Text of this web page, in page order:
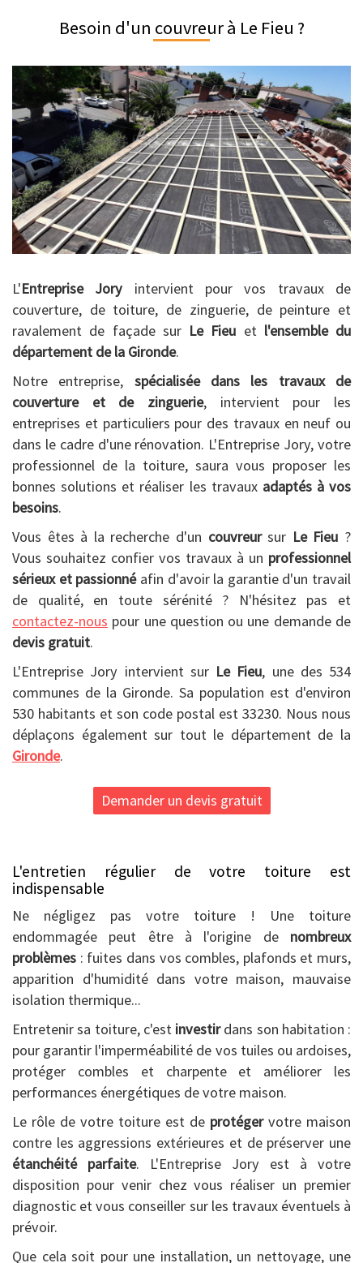
Besoin d'un couvreur à Le Fieu ?
L'Entreprise Jory intervient pour vos travaux de
couverture, de toiture, de zinguerie, de peinture et
ravalement de façade sur Le Fieu et l'ensemble du
département de la Gironde.
Notre entreprise, spécialisée dans les travaux de
couverture et de zinguerie, intervient pour les
entreprises et particuliers pour des travaux en neuf ou
dans le cadre d'une rénovation. L'Entreprise Jory, votre
professionnel de la toiture, saura vous proposer les
bonnes solutions et réaliser les travaux adaptés à vos
besoins.
Vous êtes à la recherche d'un couvreursur Le Fieu ?
Vous souhaitez confier vos travaux à un professionnel
sérieux et passionnéafin d'avoir la garantie d'un travail
de qualité, en toute sérénité ? N'hésitez pas et
contactez-nous pour une question ou une demande de
devis gratuit.
L'Entreprise Jory intervient sur Le Fieu, une des 534
communes de la Gironde. Sa population est d'environ
530 habitants et son code postal est 33230. Nous nous
déplaçons également sur tout le département de la
Gironde.
Demander un devis gratuit
L'entretien régulier de votre toiture est
indispensable
Ne négligez pas votre toiture ! Une toiture
endommagée peut être à l'origine de nombreux
problèmes : fuites dans vos combles, plafonds et murs,
apparition d'humidité dans votre maison, mauvaise
isolation thermique...
Entretenir sa toiture, c'est investirdans son habitation :
pour garantir l'imperméabilité de vos tuiles ou ardoises,
protéger combles et charpente et améliorer les
performances énergétiques de votre maison.
Le rôle de votre toiture est de protégervotre maison
contre les aggressions extérieures et de préserver une
étanchéité parfaite. L'Entreprise Jory est à votre
disposition pour venir chez vous réaliser un premier
diagnostic et vous conseiller sur les travaux éventuels à
prévoir.
Que cela soit pour une installation, un nettoyage, une